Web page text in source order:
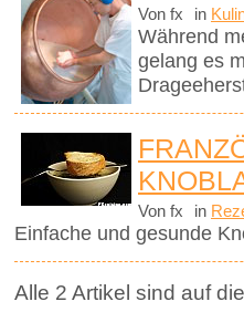
Von fx in
Während
gelang es
Von fx in
Einfache und gesunde
Alle 2 Artikel sind auf